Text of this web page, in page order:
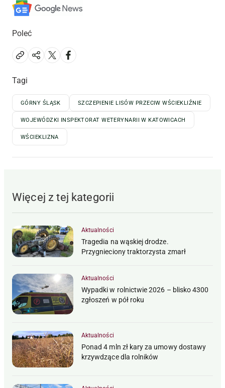
Poleć
Tagi
GÓRNY ŚLĄSK SZCZEPIENIE LISÓW PRZECIW WŚCIEKLIŹNIE
WOJEWÓDZKI INSPEKTORAT WETERYNARII W KATOWICACH
WŚCIEKLIZNA
Więcej z tej kategorii
Aktualności
Tragedia na wąskiej drodze.
Przygnieciony traktorzysta zmarł
Aktualności
Wypadki w rolnictwie 2026 – blisko 4300
zgłoszeń w pół roku
Aktualności
Ponad 4 mln zł kary za umowy dostawy
krzywdzące dla rolników